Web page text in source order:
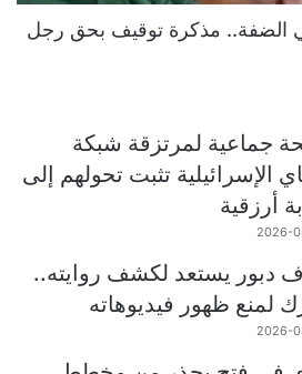
الضفة.. مذكرة توقيف بحق رجل
جماعية لمرتزقة شبكة
الإسرائيلية تثبت تحولهم إلى
أرزقية
2026-
دبور يستعد لكشف روايته..
لمنع ظهور فيديوهاته
2026-